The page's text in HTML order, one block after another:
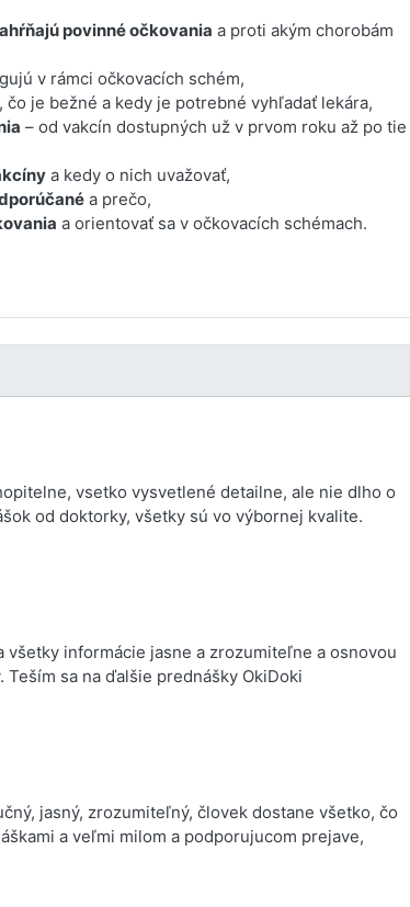
povinné očkovania a proti akým chorobám
v rámci očkovacích schém,
čo je bežné a kedy je potrebné vyhľadať lekára,
– od vakcín dostupných už v prvom roku až po tie
a kedy o nich uvažovať,
a prečo,
a orientovať sa v očkovacích schémach.
vsetko vysvetlené detailne, ale nie dlho o
od doktorky, všetky sú vo výbornej kvalite.
informácie jasne a zrozumiteľne a osnovou
sa na ďalšie prednášky OkiDoki
jasný, zrozumiteľný, človek dostane všetko, čo
a veľmi milom a podporujucom prejave,